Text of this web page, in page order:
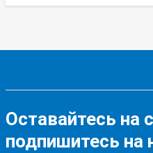
Оставайтесь на
подпишитесь на